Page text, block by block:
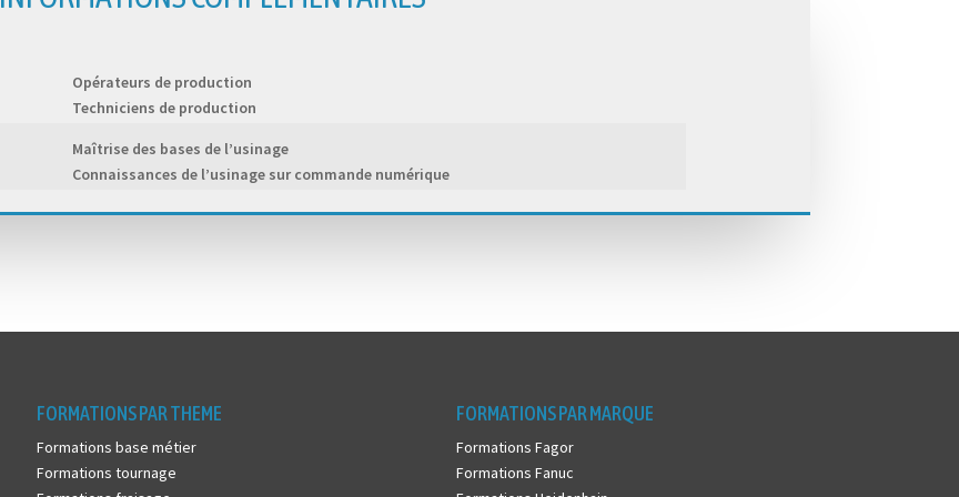
Opérateurs de production
Techniciens de production
Maîtrise des bases de l’usinage
Connaissances de l’usinage sur commande numérique
FORMATIONS PAR THEME
Formations base métier
Formations tournage
FORMATIONS PAR MARQUE
Formations Fagor
Formations Fanuc